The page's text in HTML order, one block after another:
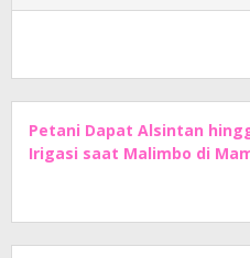
Petani Dapat Alsintan
Irigasi saat Malimbo di